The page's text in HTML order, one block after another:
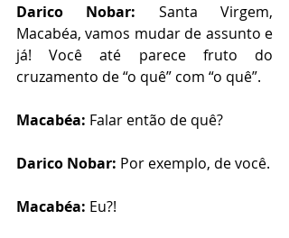
Darico Nobar: Santa Virgem,
Macabéa, vamos mudar de assunto e
já! Você até parece fruto do
cruzamento de “o quê” com “o quê”.
Macabéa: Falar então de quê?
Darico Nobar: Por exemplo, de você.
Macabéa: Eu?!